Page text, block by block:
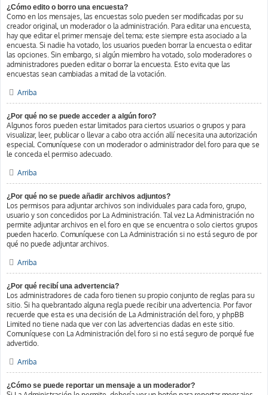
¿Cómo edito o borro una encuesta?
Como en los mensajes, las encuestas solo pueden ser modificadas por su
creador original, un moderador o la administración. Para editar una encuesta,
hay que editar el primer mensaje del tema; este siempre esta asociado a la
encuesta. Si nadie ha votado, los usuarios pueden borrar la encuesta o editar
las opciones. Sin embargo, si algún miembro ha votado, solo moderadores o
administradores pueden editar o borrar la encuesta. Esto evita que las
encuestas sean cambiadas a mitad de la votación.
Arriba
¿Por qué no se puede acceder a algún foro?
Algunos foros pueden estar limitados para ciertos usuarios o grupos y para
visualizar, leer, publicar o llevar a cabo otra acción allí necesita una autorización
especial. Comuníquese con un moderador o administrador del foro para que se
le conceda el permiso adecuado.
Arriba
¿Por qué no se puede añadir archivos adjuntos?
Los permisos para adjuntar archivos son individuales para cada foro, grupo,
usuario y son concedidos por La Administración. Tal vez La Administración no
permite adjuntar archivos en el foro en que se encuentra o solo ciertos grupos
pueden hacerlo. Comuníquese con La Administración si no está seguro de por
qué no puede adjuntar archivos.
Arriba
¿Por qué recibí una advertencia?
Los administradores de cada foro tienen su propio conjunto de reglas para su
sitio. Si ha quebrantado alguna regla puede recibir una advertencia. Por favor
recuerde que esta es una decisión de La Administración del foro, y phpBB
Limited no tiene nada que ver con las advertencias dadas en este sitio.
Comuníquese con La Administración del foro si no está seguro de porqué fue
advertido.
Arriba
¿Cómo se puede reportar un mensaje a un moderador?